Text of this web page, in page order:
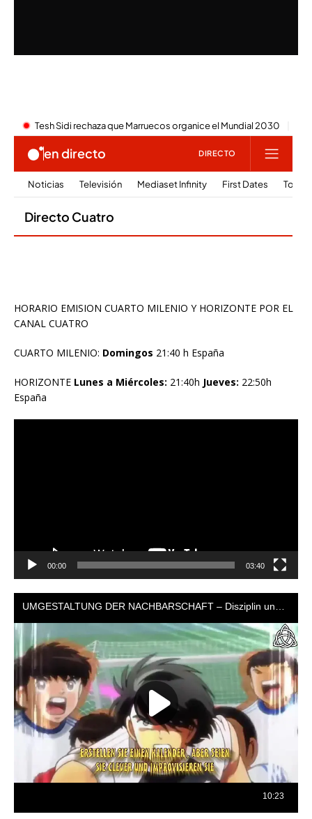
HORARIO EMISION CUARTO MILENIO Y HORIZONTE POR EL
CANAL CUATRO
CUARTO MILENIO: Domingos 21:40 h España
HORIZONTE Lunes a Miércoles: 21:40h Jueves: 22:50h
España
00:00 03:40